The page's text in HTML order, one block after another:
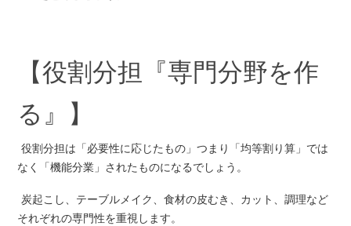
【役割分担『専門分野を作
る』】
役割分担は「必要性に応じたもの」つまり「均等割り算」では
なく「機能分業」されたものになるでしょう。
炭起こし、テーブルメイク、食材の皮むき、カット、調理など
それぞれの専門性を重視します。